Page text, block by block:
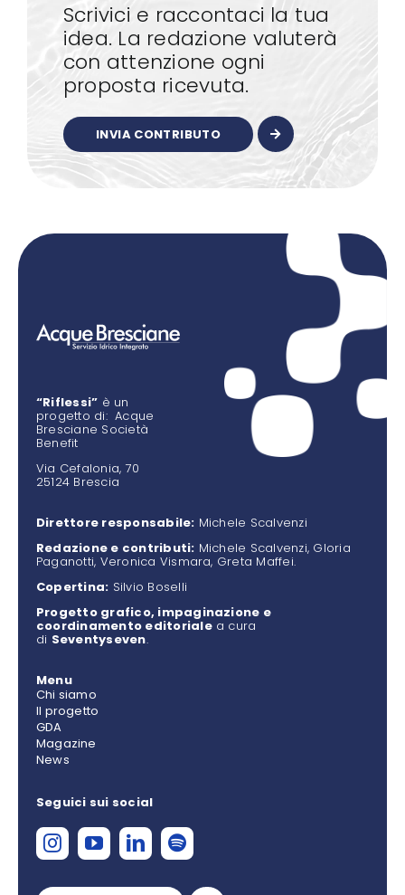
Scrivici e raccontaci la tua
idea. La redazione valuterà
con attenzione ogni
proposta ricevuta.
INVIA CONTRIBUTO
“Riflessi” è un
progetto di: Acque
Bresciane Società
Benefit
Via Cefalonia, 70
25124 Brescia
Direttore responsabile: Michele Scalvenzi
Redazione e contributi: Michele Scalvenzi, Gloria
Paganotti, Veronica Vismara, Greta Maffei.
Copertina: Silvio Boselli
Progetto grafico, impaginazione e
coordinamento editorialea cura
di Seventyseven.
Menu
Chi siamo
Il progetto
GDA
Magazine
News
Seguici sui social